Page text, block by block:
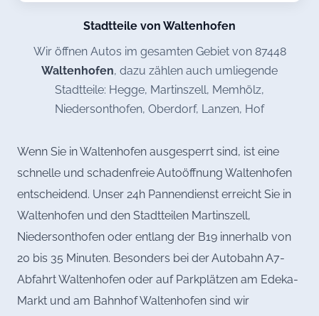
Stadtteile von Waltenhofen
Wir öffnen Autos im gesamten Gebiet von 87448
Waltenhofen, dazu zählen auch umliegende
Stadtteile: Hegge, Martinszell, Memhölz,
Niedersonthofen, Oberdorf, Lanzen, Hof
Wenn Sie in Waltenhofen ausgesperrt sind, ist eine
schnelle und schadenfreie Autoöffnung Waltenhofen
entscheidend. Unser 24h Pannendienst erreicht Sie in
Waltenhofen und den Stadtteilen Martinszell,
Niedersonthofen oder entlang der B19 innerhalb von
20 bis 35 Minuten. Besonders bei der Autobahn A7-
Abfahrt Waltenhofen oder auf Parkplätzen am Edeka-
Markt und am Bahnhof Waltenhofen sind wir